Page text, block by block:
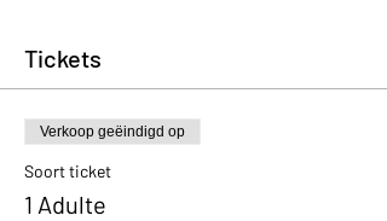
Tickets
Verkoop geëindigd op
Soort ticket
1 Adulte